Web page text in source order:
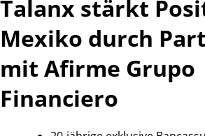
Talanx stärkt
Mexiko durch
mit Afirme Grupo
Financiero